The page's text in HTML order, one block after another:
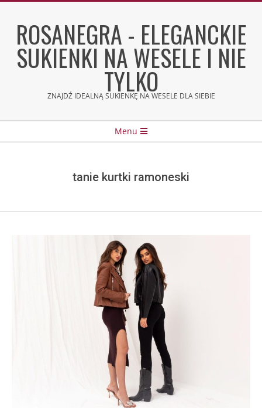
contentROSANEGRA - ELEGANCKIE
SUKIENKI NA WESELE I NIE
TYLKO
ZNAJDŹ IDEALNĄ SUKIENKĘ NA WESELE DLA SIEBIE
Menu
tanie kurtki ramoneski